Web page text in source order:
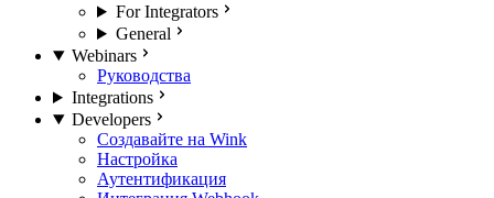
For Integrators
General
Webinars
Руководства
Integrations
Developers
Создавайте на Wink
Настройка
Аутентификация